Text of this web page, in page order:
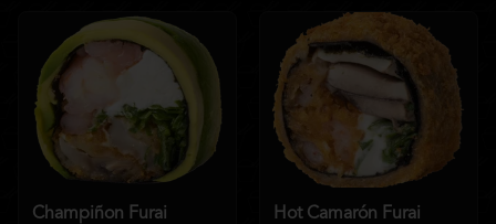
Champiñon Furai
Hot Camarón Furai